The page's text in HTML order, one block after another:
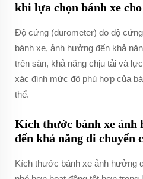
khi lựa chọn bánh xe
Độ cứng (durometer) đo độ
bánh xe, ảnh hưởng đến khả
trên sàn, khả năng chịu tải và
xác định mức độ phù hợp của
thể.
Kích thước bánh xe ảnh
đến khả năng di chuyển
Kích thước bánh xe ảnh hưởng